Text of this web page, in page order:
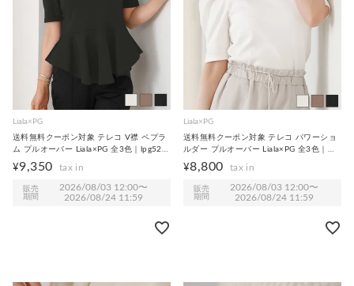
Liala×PG
送料無料クーポン対象 テレコ V襟 ペプラ
ム プルオーバー Liala×PG 全3色｜lpg521-
2315【1】
¥9,350
販売
期間
2026/08/03 12:00〜
2026/08/24 11:59
Liala×PG
送料無料クーポン対象 テレコ パワーショ
ルダー プルオーバー Liala×PG 全3色｜
lpg521-2300【1】
¥8,800
販売
期間
2026/08/03 12:00〜
2026/08/24 11:59